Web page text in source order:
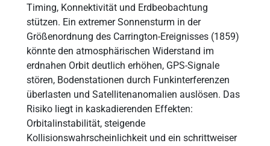
Timing, Konnektivität und Erdbeobachtung
stützen. Ein extremer Sonnensturm in der
Größenordnung des Carrington-Ereignisses (1859)
könnte den atmosphärischen Widerstand im
erdnahen Orbit deutlich erhöhen, GPS-Signale
stören, Bodenstationen durch Funkinterferenzen
überlasten und Satellitenanomalien auslösen. Das
Risiko liegt in kaskadierenden Effekten:
Orbitalinstabilität, steigende
Kollisionswahrscheinlichkeit und ein schrittweiser